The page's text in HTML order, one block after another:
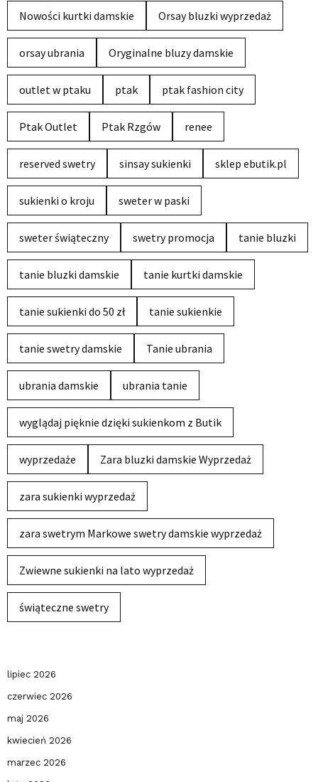
Nowości kurtki damskie Orsay bluzki wyprzedaż
orsay ubrania Oryginalne bluzy damskie
outlet w ptaku ptak ptak fashion city
Ptak Outlet Ptak Rzgów renee
reserved swetry sinsay sukienki sklep ebutik.pl
sukienki o kroju sweter w paski
sweter świąteczny swetry promocja tanie bluzki
tanie bluzki damskie tanie kurtki damskie
tanie sukienki do 50 zł tanie sukienkie
tanie swetry damskie Tanie ubrania
ubrania damskie ubrania tanie
wyglądaj pięknie dzięki sukienkom z Butik
wyprzedaże Zara bluzki damskie Wyprzedaż
zara sukienki wyprzedaż
zara swetrym Markowe swetry damskie wyprzedaż
Zwiewne sukienki na lato wyprzedaż
świąteczne swetry
lipiec 2026
czerwiec 2026
maj 2026
kwiecień 2026
marzec 2026